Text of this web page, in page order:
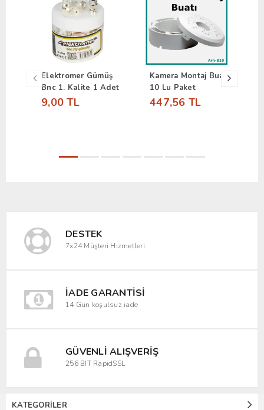
Elektromer Gümüş
Bnc 1. Kalite 1 Adet
9,00 TL
Kamera Montaj Buatı
10 Lu Paket
447,56 TL
DESTEK
7x24 Müşteri Hizmetleri
İADE GARANTISI
14 Gün koşulsuz iade
GÜVENLI ALIŞVERIŞ
256 BIT RapidSSL
KATEGORILER